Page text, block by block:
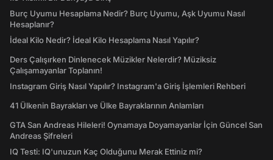
Burç Uyumu Hesaplama Nedir? Burç Uyumu, Aşk Uyumu Nasıl
Hesaplanır?
İdeal Kilo Nedir? İdeal Kilo Hesaplama Nasıl Yapılır?
Ders Çalışırken Dinlenecek Müzikler Nelerdir? Müziksiz
Çalışamayanlar Toplanın!
Instagram Giriş Nasıl Yapılır? Instagram'a Giriş İşlemleri Rehberi
41 Ülkenin Bayrakları ve Ülke Bayraklarının Anlamları
GTA San Andreas Hileleri! Oynamaya Doyamayanlar İçin Güncel San
Andreas Şifreleri
IQ Testi: IQ'unuzun Kaç Olduğunu Merak Ettiniz mi?